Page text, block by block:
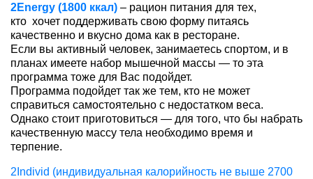
2Energy (1800 ккал) – рацион питания для тех,
кто хочет поддерживать свою форму питаясь
качественно и вкусно дома как в ресторане.
Если вы активный человек, занимаетесь спортом, и в
планах имеете набор мышечной массы — то эта
программа тоже для Вас подойдет.
Программа подойдет так же тем, кто не может
справиться самостоятельно с недостатком веса.
Однако стоит приготовиться — для того, что бы набрать
качественную массу тела необходимо время и
терпение.
2Individ (индивидуальная калорийность не выше 2700